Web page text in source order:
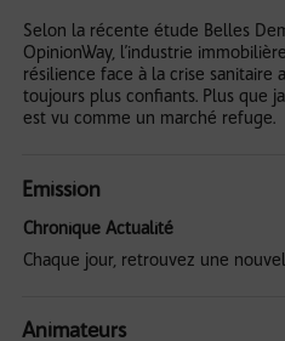
Selon la récente étude Belles
OpinionWay, l’industrie
résilience face à la crise sanitaire
toujours plus confiants. Plus que
est vu comme un marché refuge.
Emission
Chronique Actualité
Chaque jour, retrouvez une
Animateurs